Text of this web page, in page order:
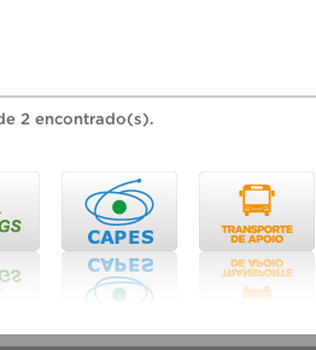
2 encontrado(s).